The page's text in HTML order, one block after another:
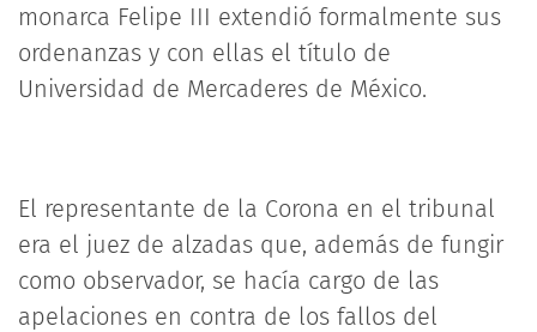
monarca Felipe III extendió formalmente sus
ordenanzas y con ellas el título de
Universidad de Mercaderes de México.
El representante de la Corona en el tribunal
era el juez de alzadas que, además de fungir
como observador, se hacía cargo de las
apelaciones en contra de los fallos del